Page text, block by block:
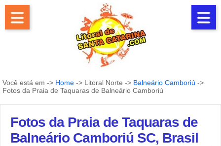
Você está em -> Home -> Litoral Norte -> Balneário Camboriú ->
Fotos da Praia de Taquaras de Balneário Camboriú
Fotos da Praia de Taquaras de
Balneário Camboriú SC, Brasil